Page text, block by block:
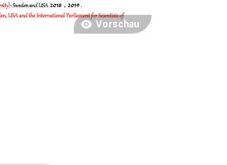
Vorschau